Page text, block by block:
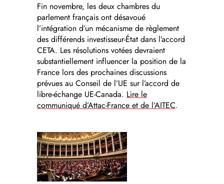
Fin novembre, les deux chambres du
parlement français ont désavoué
l’intégration d’un mécanisme de règlement
des différends investisseur-État dans l’accord
CETA. Les résolutions votées devraient
substantiellement influencer la position de la
France lors des prochaines discussions
prévues au Conseil de l’UE sur l’accord de
libre-échange UE-Canada. Lire le
communiqué d’Attac-France et de l’AITEC.